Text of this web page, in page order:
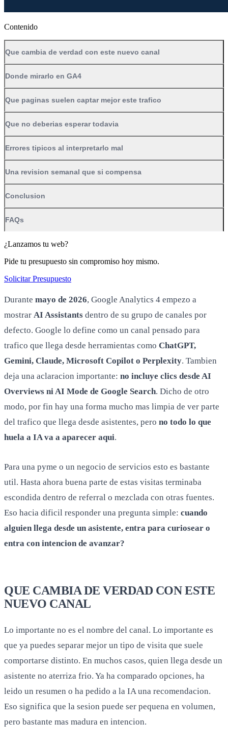
Contenido
Que cambia de verdad con este nuevo canal
Donde mirarlo en GA4
Que paginas suelen captar mejor este trafico
Que no deberias esperar todavia
Errores tipicos al interpretarlo mal
Una revision semanal que si compensa
Conclusion
FAQs
¿Lanzamos tu web?
Pide tu presupuesto sin compromiso hoy mismo.
Solicitar Presupuesto
Durante mayo de 2026, Google Analytics 4 empezo a
mostrar AI Assistants dentro de su grupo de canales por
defecto. Google lo define como un canal pensado para
trafico que llega desde herramientas como ChatGPT,
Gemini, Claude, Microsoft Copilot o Perplexity. Tambien
deja una aclaracion importante: no incluye clics desde AI
Overviews ni AI Mode de Google Search. Dicho de otro
modo, por fin hay una forma mucho mas limpia de ver parte
del trafico que llega desde asistentes, pero no todo lo que
huela a IA va a aparecer aqui.
Para una pyme o un negocio de servicios esto es bastante
util. Hasta ahora buena parte de estas visitas terminaba
escondida dentro de referral o mezclada con otras fuentes.
Eso hacia dificil responder una pregunta simple: cuando
alguien llega desde un asistente, entra para curiosear o
entra con intencion de avanzar?
QUE CAMBIA DE VERDAD CON ESTE
NUEVO CANAL
Lo importante no es el nombre del canal. Lo importante es
que ya puedes separar mejor un tipo de visita que suele
comportarse distinto. En muchos casos, quien llega desde un
asistente no aterriza frio. Ya ha comparado opciones, ha
leido un resumen o ha pedido a la IA una recomendacion.
Eso significa que la sesion puede ser pequena en volumen,
pero bastante mas madura en intencion.